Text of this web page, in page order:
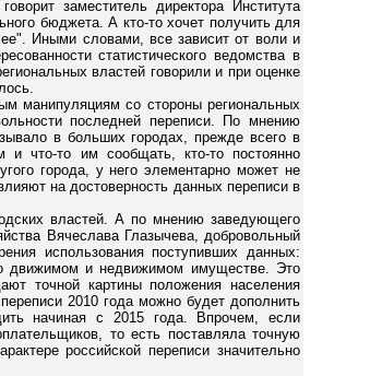
заместитель директора Института
бюджета. А кто-то хочет получить для
Иными словами, все зависит от воли и
статистического ведомства в
властей говорили и при оценке
манипуляциям со стороны региональных
последней переписи. По мнению
в больших городах, прежде всего в
и что-то им сообщать, кто-то постоянно
города, у него элементарно может не
на достоверность данных переписи в
властей. А по мнению заведующего
Вячеслава Глазычева, добровольный
использования поступивших данных:
движимом и недвижимом имуществе. Это
точной картины положения населения
2010 года можно будет дополнить
начиная с 2015 года. Впрочем, если
то есть поставляла точную
российской переписи значительно